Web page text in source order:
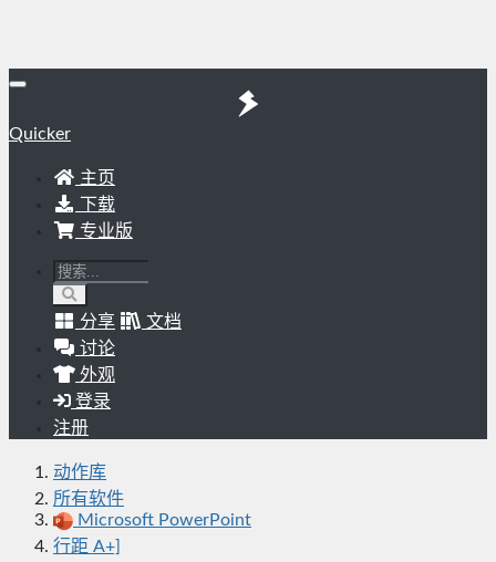
Quicker
主页
下载
专业版
分享
文档
讨论
外观
登录
注册
动作库
所有软件
Microsoft PowerPoint
行距 A+]